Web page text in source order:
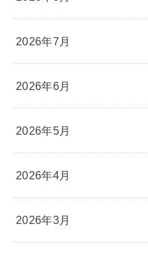
2026年7月
2026年6月
2026年5月
2026年4月
2026年3月